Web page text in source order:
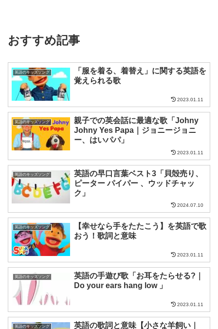
おすすめ記事
英語のキッズソング
「服を着る、着替え」に関する英語を
覚えられる歌
2023.01.11
英語のキッズソング
親子での英会話に最適な歌「Johny
Johny Yes Papa｜ジョニージョニ
ー、はいパパ」
2023.01.11
英語のキッズソング
英語の早口言葉ベスト3「貝殻売り、
ピーター パイパー 、ウッドチャッ
ク」
2024.07.10
英語のキッズソング
【幸せなら手をたたこう】を英語で歌
おう！歌詞と意味
2023.01.11
英語のキッズソング
英語の手遊び歌「お耳をたらせる?｜
Do your ears hang low 」
2023.01.11
英語のキッズソング 英語の歌詞と意味【小さな羊飼い｜